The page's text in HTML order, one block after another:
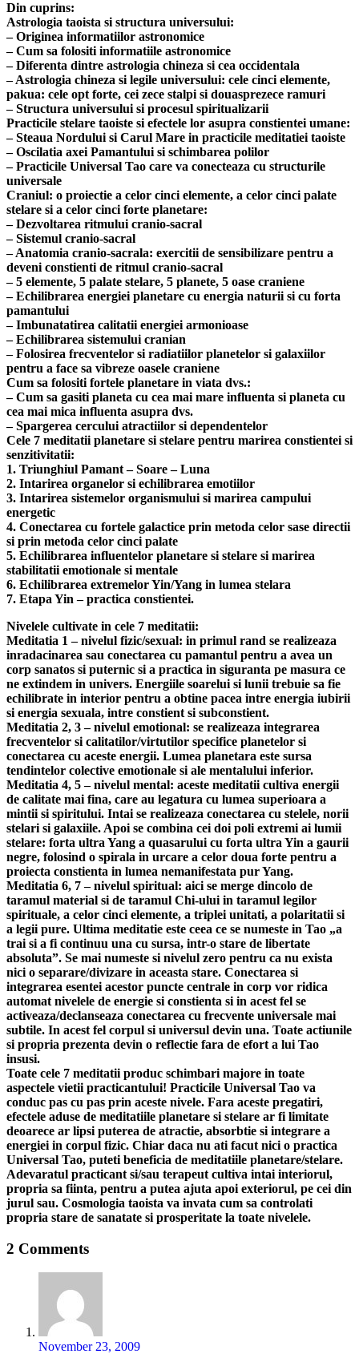
Din cuprins:
Astrologia taoista si structura universului:
– Originea informatiilor astronomice
– Cum sa folositi informatiile astronomice
– Diferenta dintre astrologia chineza si cea occidentala
– Astrologia chineza si legile universului: cele cinci elemente,
pakua: cele opt forte, cei zece stalpi si douasprezece ramuri
– Structura universului si procesul spiritualizarii
Practicile stelare taoiste si efectele lor asupra constientei umane:
– Steaua Nordului si Carul Mare in practicile meditatiei taoiste
– Oscilatia axei Pamantului si schimbarea polilor
– Practicile Universal Tao care va conecteaza cu structurile
universale
Craniul: o proiectie a celor cinci elemente, a celor cinci palate
stelare si a celor cinci forte planetare:
– Dezvoltarea ritmului cranio-sacral
– Sistemul cranio-sacral
– Anatomia cranio-sacrala: exercitii de sensibilizare pentru a
deveni constienti de ritmul cranio-sacral
– 5 elemente, 5 palate stelare, 5 planete, 5 oase craniene
– Echilibrarea energiei planetare cu energia naturii si cu forta
pamantului
– Imbunatatirea calitatii energiei armonioase
– Echilibrarea sistemului cranian
– Folosirea frecventelor si radiatiilor planetelor si galaxiilor
pentru a face sa vibreze oasele craniene
Cum sa folositi fortele planetare in viata dvs.:
– Cum sa gasiti planeta cu cea mai mare influenta si planeta cu
cea mai mica influenta asupra dvs.
– Spargerea cercului atractiilor si dependentelor
Cele 7 meditatii planetare si stelare pentru marirea constientei si
senzitivitatii:
1. Triunghiul Pamant – Soare – Luna
2. Intarirea organelor si echilibrarea emotiilor
3. Intarirea sistemelor organismului si marirea campului
energetic
4. Conectarea cu fortele galactice prin metoda celor sase directii
si prin metoda celor cinci palate
5. Echilibrarea influentelor planetare si stelare si marirea
stabilitatii emotionale si mentale
6. Echilibrarea extremelor Yin/Yang in lumea stelara
7. Etapa Yin – practica constientei.
Nivelele cultivate in cele 7 meditatii:
Meditatia 1 – nivelul fizic/sexual: in primul rand se realizeaza
inradacinarea sau conectarea cu pamantul pentru a avea un
corp sanatos si puternic si a practica in siguranta pe masura ce
ne extindem in univers. Energiile soarelui si lunii trebuie sa fie
echilibrate in interior pentru a obtine pacea intre energia iubirii
si energia sexuala, intre constient si subconstient.
Meditatia 2, 3 – nivelul emotional: se realizeaza integrarea
frecventelor si calitatilor/virtutilor specifice planetelor si
conectarea cu aceste energii. Lumea planetara este sursa
tendintelor colective emotionale si ale mentalului inferior.
Meditatia 4, 5 – nivelul mental: aceste meditatii cultiva energii
de calitate mai fina, care au legatura cu lumea superioara a
mintii si spiritului. Intai se realizeaza conectarea cu stelele, norii
stelari si galaxiile. Apoi se combina cei doi poli extremi ai lumii
stelare: forta ultra Yang a quasarului cu forta ultra Yin a gaurii
negre, folosind o spirala in urcare a celor doua forte pentru a
proiecta constienta in lumea nemanifestata pur Yang.
Meditatia 6, 7 – nivelul spiritual: aici se merge dincolo de
taramul material si de taramul Chi-ului in taramul legilor
spirituale, a celor cinci elemente, a triplei unitati, a polaritatii si
a legii pure. Ultima meditatie este ceea ce se numeste in Tao „a
trai si a fi continuu una cu sursa, intr-o stare de libertate
absoluta”. Se mai numeste si nivelul zero pentru ca nu exista
nici o separare/divizare in aceasta stare. Conectarea si
integrarea esentei acestor puncte centrale in corp vor ridica
automat nivelele de energie si constienta si in acest fel se
activeaza/declanseaza conectarea cu frecvente universale mai
subtile. In acest fel corpul si universul devin una. Toate actiunile
si propria prezenta devin o reflectie fara de efort a lui Tao
insusi.
Toate cele 7 meditatii produc schimbari majore in toate
aspectele vietii practicantului! Practicile Universal Tao va
conduc pas cu pas prin aceste nivele. Fara aceste pregatiri,
efectele aduse de meditatiile planetare si stelare ar fi limitate
deoarece ar lipsi puterea de atractie, absorbtie si integrare a
energiei in corpul fizic. Chiar daca nu ati facut nici o practica
Universal Tao, puteti beneficia de meditatiile planetare/stelare.
Adevaratul practicant si/sau terapeut cultiva intai interiorul,
propria sa fiinta, pentru a putea ajuta apoi exteriorul, pe cei din
jurul sau. Cosmologia taoista va invata cum sa controlati
propria stare de sanatate si prosperitate la toate nivelele.
2 Comments
November 23, 2009